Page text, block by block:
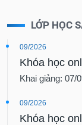
LỚP HỌC
09/2026
Khóa học
Khai giảng: 07/
09/2026
Khóa học